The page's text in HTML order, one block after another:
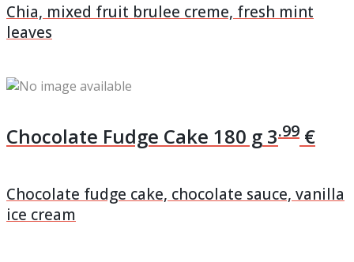
Chia, mixed fruit brulee creme, fresh mint
leaves
Chocolate Fudge Cake 180 g 3.99 €
Chocolate fudge cake, chocolate sauce, vanilla
ice cream